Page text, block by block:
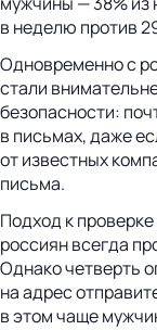
в неделю против
Одновременно с
стали
безопасности:
в письмах, даже
от известных
письма.
Подход к
россиян всегда
Однако четверть
на адрес
в этом чаще